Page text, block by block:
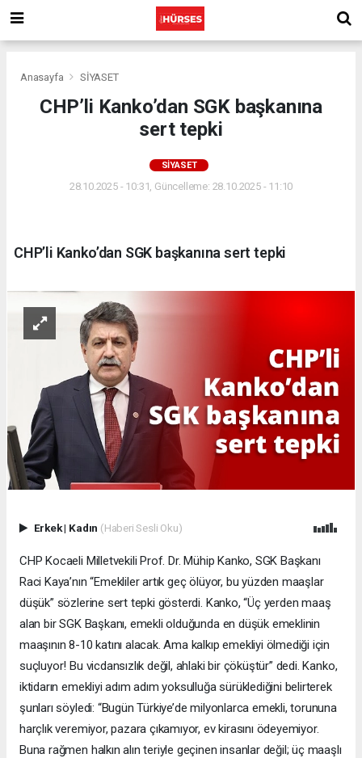
Anasayfa SİYASET
CHP’li Kanko’dan SGK başkanına
sert tepki
SİYASET
28.10.2025 - 10:31, Güncelleme: 28.10.2025 - 11:10
CHP’li Kanko’dan SGK başkanına sert tepki
Erkek| Kadın (Haberi Sesli Oku)
CHP Kocaeli Milletvekili Prof. Dr. Mühip Kanko, SGK Başkanı
Raci Kaya’nın “Emekliler artık geç ölüyor, bu yüzden maaşlar
düşük” sözlerine sert tepki gösterdi. Kanko, “Üç yerden maaş
alan bir SGK Başkanı, emekli olduğunda en düşük emeklinin
maaşının 8-10 katını alacak. Ama kalkıp emekliyi ölmediği için
suçluyor! Bu vicdansızlık değil, ahlaki bir çöküştür” dedi. Kanko,
iktidarın emekliyi adım adım yoksulluğa sürüklediğini belirterek
şunları söyledi: “Bugün Türkiye’de milyonlarca emekli, torununa
harçlık veremiyor, pazara çıkamıyor, ev kirasını ödeyemiyor.
Buna rağmen halkın alın teriyle geçinen insanlar değil; üç maaşlı